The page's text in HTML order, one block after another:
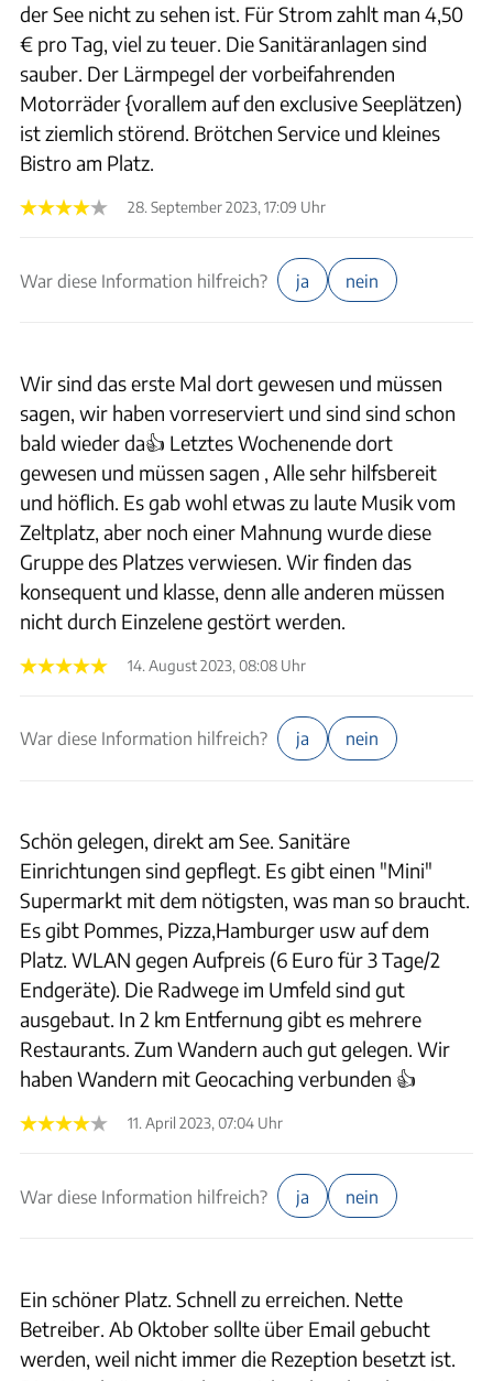
der See nicht zu sehen ist. Für Strom zahlt man 4,50
€ pro Tag, viel zu teuer. Die Sanitäranlagen sind
sauber. Der Lärmpegel der vorbeifahrenden
Motorräder {vorallem auf den exclusive Seeplätzen)
ist ziemlich störend. Brötchen Service und kleines
Bistro am Platz.
28. September 2023, 17:09 Uhr
War diese Information hilfreich? ja nein
Wir sind das erste Mal dort gewesen und müssen
sagen, wir haben vorreserviert und sind sind schon
bald wieder da👍 Letztes Wochenende dort
gewesen und müssen sagen , Alle sehr hilfsbereit
und höflich. Es gab wohl etwas zu laute Musik vom
Zeltplatz, aber noch einer Mahnung wurde diese
Gruppe des Platzes verwiesen. Wir finden das
konsequent und klasse, denn alle anderen müssen
nicht durch Einzelene gestört werden.
14. August 2023, 08:08 Uhr
War diese Information hilfreich? ja nein
Schön gelegen, direkt am See. Sanitäre
Einrichtungen sind gepflegt. Es gibt einen "Mini"
Supermarkt mit dem nötigsten, was man so braucht.
Es gibt Pommes, Pizza,Hamburger usw auf dem
Platz. WLAN gegen Aufpreis (6 Euro für 3 Tage/2
Endgeräte). Die Radwege im Umfeld sind gut
ausgebaut. In 2 km Entfernung gibt es mehrere
Restaurants. Zum Wandern auch gut gelegen. Wir
haben Wandern mit Geocaching verbunden 👍
11. April 2023, 07:04 Uhr
War diese Information hilfreich? ja nein
Ein schöner Platz. Schnell zu erreichen. Nette
Betreiber. Ab Oktober sollte über Email gebucht
werden, weil nicht immer die Rezeption besetzt ist.